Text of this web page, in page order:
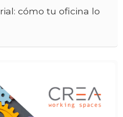
cómo tu oficina lo